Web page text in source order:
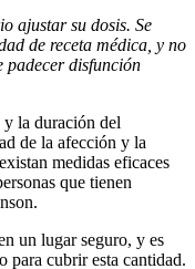
ajustar su dosis. Se
de receta médica, y no
padecer disfunción
y la duración del
de la afección y la
medidas eficaces
que tienen
un lugar seguro, y es
para cubrir esta cantidad.